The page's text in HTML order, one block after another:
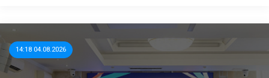
14:18 04.08.2026